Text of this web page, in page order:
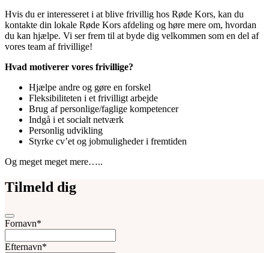
Hvis du er interesseret i at blive frivillig hos Røde Kors, kan du
kontakte din lokale Røde Kors afdeling og høre mere om, hvordan
du kan hjælpe. Vi ser frem til at byde dig velkommen som en del af
vores team af frivillige!
Hvad motiverer vores frivillige?
Hjælpe andre og gøre en forskel
Fleksibiliteten i et frivilligt arbejde
Brug af personlige/faglige kompetencer
Indgå i et socialt netværk
Personlig udvikling
Styrke cv’et og jobmuligheder i fremtiden
Og meget meget mere…..
Tilmeld dig
Fornavn*
Efternavn*